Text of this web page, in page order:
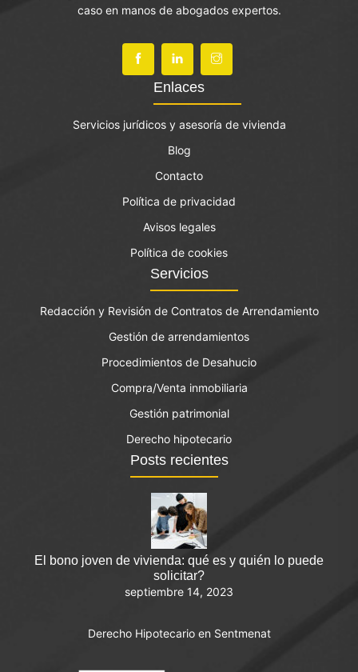
caso en manos de abogados expertos.
Enlaces
Servicios jurídicos y asesoría de vivienda
Blog
Contacto
Política de privacidad
Avisos legales
Política de cookies
Servicios
Redacción y Revisión de Contratos de Arrendamiento
Gestión de arrendamientos
Procedimientos de Desahucio
Compra/Venta inmobiliaria
Gestión patrimonial
Derecho hipotecario
Posts recientes
El bono joven de vivienda: qué es y quién lo puede
solicitar?
septiembre 14, 2023
Derecho Hipotecario en Sentmenat